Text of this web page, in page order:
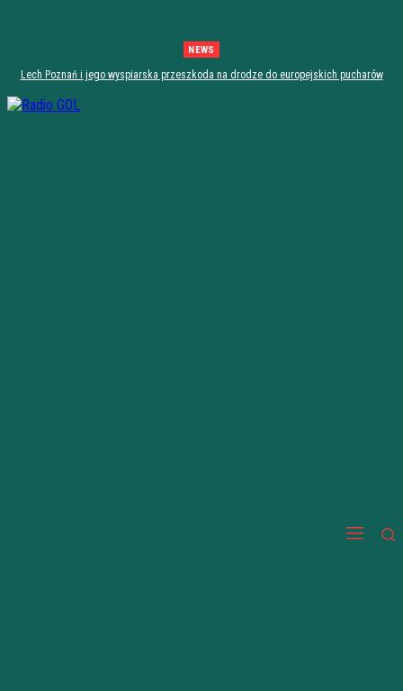
NEWS
Lech Poznań i jego wyspiarska przeszkoda na drodze do europejskich pucharów